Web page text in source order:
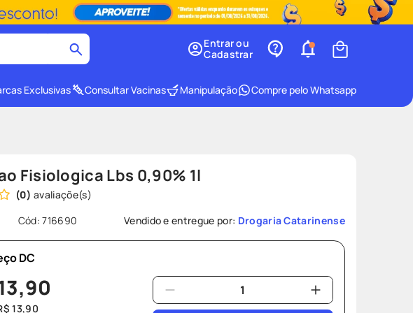
Entrar ou
Cadastrar
Exclusivas Consultar Vacinas Manipulação Compre pelo Whatsapp
Fisiologica Lbs 0,90% 1l
(0)
Cód:716690 Vendido e entregue por: Drogaria Catarinense
DC
,90
13,90